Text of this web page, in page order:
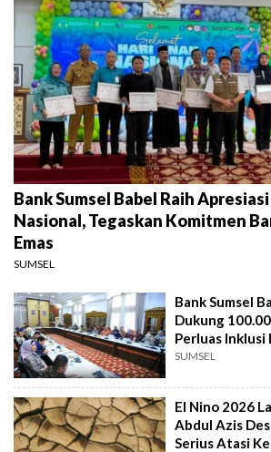
Bank Sumsel Babel Raih
Nasional, Tegaskan Komitmen
Emas
SUMSEL
Bank Sumsel
Dukung
Perluas Inklusi
SUMSEL
El Nino 2026
Abdul Azis
Serius Atasi